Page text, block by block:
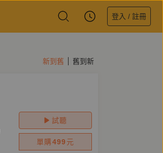
登入 / 註冊
新到舊 舊到新
試聽
單購499 元